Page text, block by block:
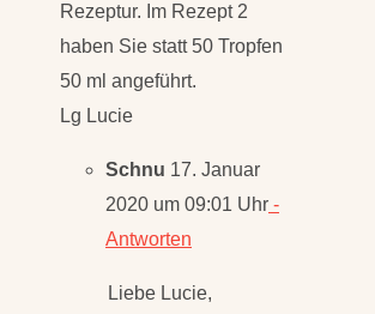
Rezeptur. Im Rezept 2
haben Sie statt 50 Tropfen
50 ml angeführt.
Lg Lucie
Schnu 17. Januar
2020 um 09:01 Uhr -
Antworten
Liebe Lucie,